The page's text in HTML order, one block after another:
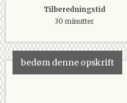
Tilberedningstid
30 minutter
bedøm denne opskrift